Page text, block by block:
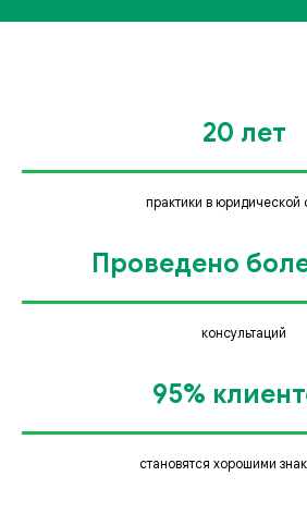
20 лет
практики в юридической
Проведено
консультаций
95%
становятся хорошими